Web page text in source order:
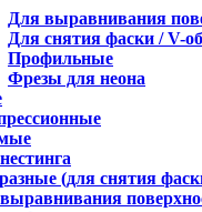
Для выравнивания
Для снятия фаски / V-
Профильные
Фрезы для неона
(для снятия